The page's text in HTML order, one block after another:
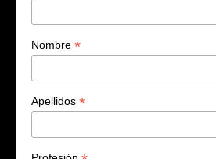
Nombre *
Apellidos *